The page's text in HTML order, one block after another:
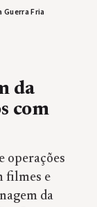
Fria
da
com
operações
filmes e
da